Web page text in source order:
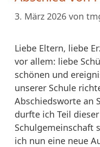
3. März 2026 von
Liebe Eltern, liebe
vor allem: liebe
schönen und
unserer Schule
Abschiedsworte an
durfte ich Teil
Schulgemeinschaft
ich nun eine neue